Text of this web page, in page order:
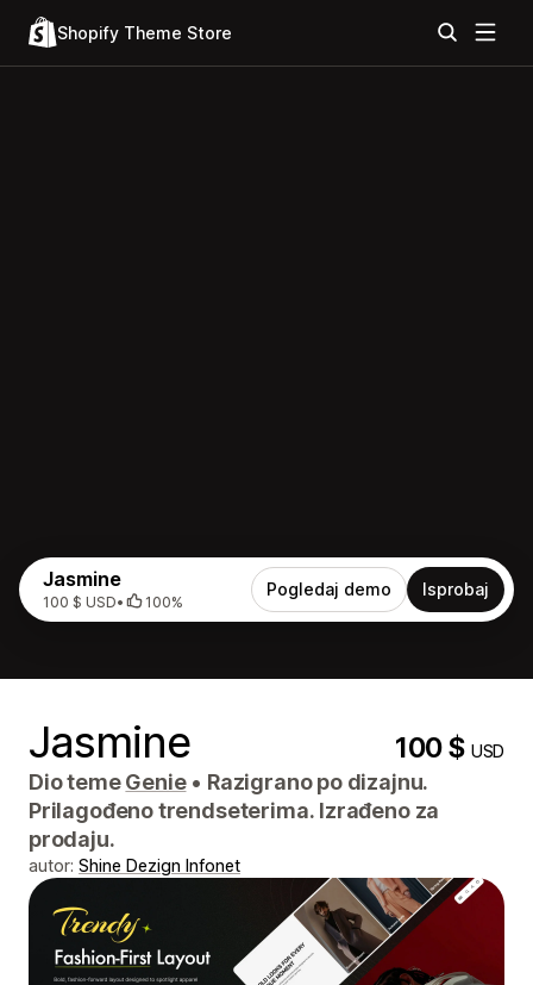
Shopify Theme Store
Jasmine
100 $ USD• 100%
Pogledaj demo Isprobaj
Jasmine 100 $USD
Dio temeGenie • Razigrano po dizajnu.
Prilagođeno trendseterima. Izrađeno za
prodaju.
autor: Shine Dezign Infonet